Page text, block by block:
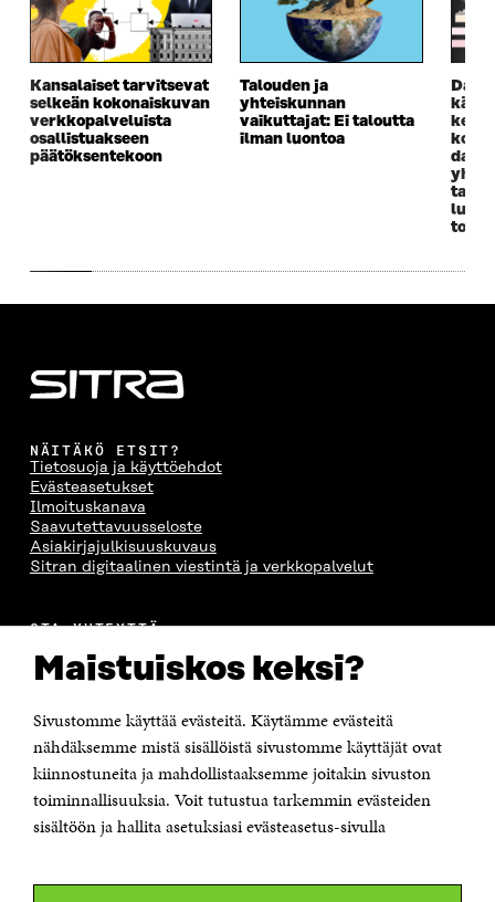
Maistuiskos keksi?
Sivustomme käyttää evästeitä. Käytämme evästeitä
nähdäksemme mistä sisällöistä sivustomme käyttäjät ovat
kiinnostuneita ja mahdollistaaksemme joitakin sivuston
toiminnallisuuksia. Voit tutustua tarkemmin evästeiden
sisältöön ja hallita asetuksiasi evästeasetus-sivulla
Kansalaiset tarvitsevat
selkeän kokonaiskuvan
verkkopalveluista
osallistuakseen
päätöksentekoon
Talouden ja
yhteiskunnan
vaikuttajat: Ei taloutta
ilman luontoa
kohti
NÄITÄKÖ ETSIT?
Tietosuoja ja käyttöehdot
Evästeasetukset
Ilmoituskanava
Saavutettavuusseloste
Asiakirjajulkisuuskuvaus
Sitran digitaalinen viestintä ja verkkopalvelut
OTA YHTEYTTÄ
Itämerenkatu 11-13, PL 160,
00181 Helsinki
Puhelin +358 294 618 991
Sähköpostiosoite
Saapumisohjeet
Y-tunnus 0202132-3